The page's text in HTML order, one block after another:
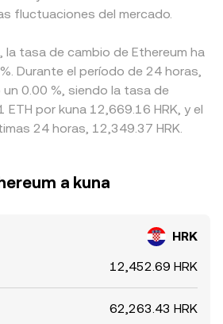
fluctuaciones del mercado.
la tasa de cambio de Ethereum ha
Durante el período de 24 horas,
0.00 %, siendo la tasa de
por kuna 12,669.16 HRK, y el
24 horas, 12,349.37 HRK.
a kuna
HRK
12,452.69 HRK
62,263.43 HRK